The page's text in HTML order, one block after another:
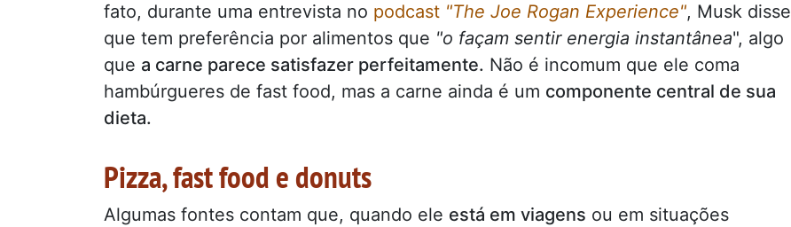
fato, durante uma entrevista no podcast "The Joe Rogan Experience", Musk disse
que tem preferência por alimentos que "o façam sentir energia instantânea", algo
que a carne parece satisfazer perfeitamente. Não é incomum que ele coma
hambúrgueres de fast food, mas a carne ainda é um componente central de sua
dieta.
Pizza, fast food e donuts
Algumas fontes contam que, quando ele está em viagens ou em situações